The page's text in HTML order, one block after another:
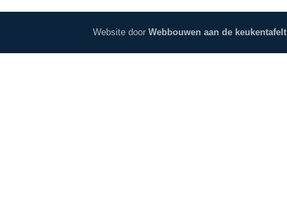
Website doorWebbouwen aan de keukentafelt